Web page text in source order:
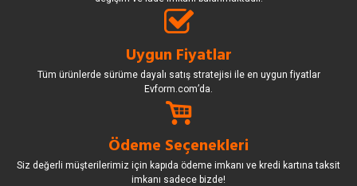
Uygun Fiyatlar
Tüm ürünlerde sürüme dayalı satış stratejisi ile en uygun fiyatlar
Evform.com’da.
Ödeme Seçenekleri
Siz değerli müşterilerimiz için kapıda ödeme imkanı ve kredi kartına taksit
imkanı sadece bizde!